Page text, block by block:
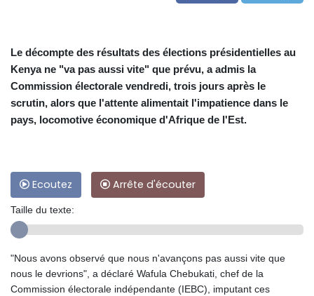
Le décompte des résultats des élections présidentielles au
Kenya ne "va pas aussi vite" que prévu, a admis la
Commission électorale vendredi, trois jours après le
scrutin, alors que l'attente alimentait l'impatience dans le
pays, locomotive économique d'Afrique de l'Est.
Ecoutez Arrête d'écouter
Taille du texte:
"Nous avons observé que nous n'avançons pas aussi vite que
nous le devrions", a déclaré Wafula Chebukati, chef de la
Commission électorale indépendante (IEBC), imputant ces